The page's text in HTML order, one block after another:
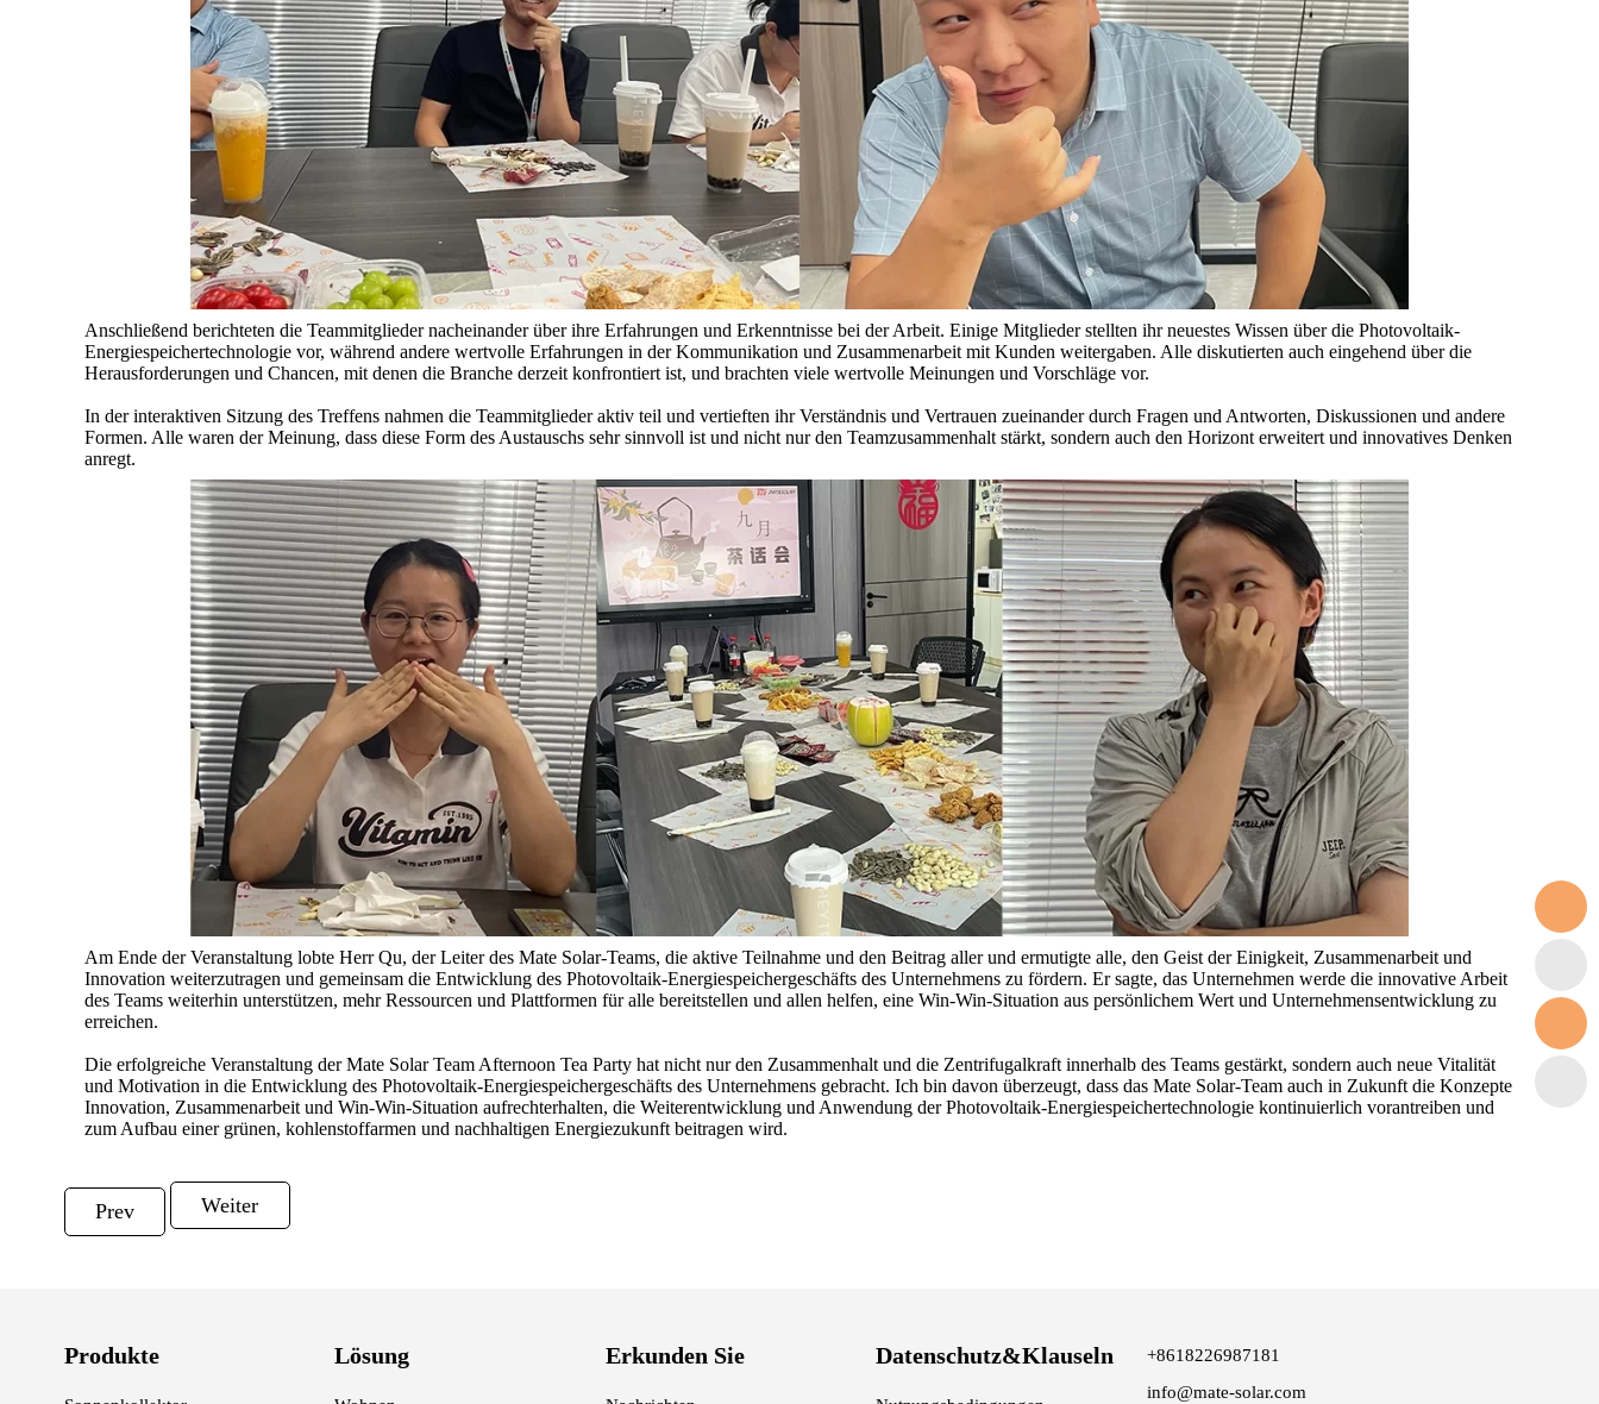
Anschließend berichteten die Teammitglieder nacheinander über ihre Erfahrungen und Erkenntnisse bei der Arbeit. Einige Mitglieder stellten ihr neuestes Wissen über die Photovoltaik-
Energiespeichertechnologie vor, während andere wertvolle Erfahrungen in der Kommunikation und Zusammenarbeit mit Kunden weitergaben. Alle diskutierten auch eingehend über die
Herausforderungen und Chancen, mit denen die Branche derzeit konfrontiert ist, und brachten viele wertvolle Meinungen und Vorschläge vor.
In der interaktiven Sitzung des Treffens nahmen die Teammitglieder aktiv teil und vertieften ihr Verständnis und Vertrauen zueinander durch Fragen und Antworten, Diskussionen und andere
Formen. Alle waren der Meinung, dass diese Form des Austauschs sehr sinnvoll ist und nicht nur den Teamzusammenhalt stärkt, sondern auch den Horizont erweitert und innovatives Denken
anregt.
Am Ende der Veranstaltung lobte Herr Qu, der Leiter des Mate Solar-Teams, die aktive Teilnahme und den Beitrag aller und ermutigte alle, den Geist der Einigkeit, Zusammenarbeit und
Innovation weiterzutragen und gemeinsam die Entwicklung des Photovoltaik-Energiespeichergeschäfts des Unternehmens zu fördern. Er sagte, das Unternehmen werde die innovative Arbeit
des Teams weiterhin unterstützen, mehr Ressourcen und Plattformen für alle bereitstellen und allen helfen, eine Win-Win-Situation aus persönlichem Wert und Unternehmensentwicklung zu
erreichen.
Die erfolgreiche Veranstaltung der Mate Solar Team Afternoon Tea Party hat nicht nur den Zusammenhalt und die Zentrifugalkraft innerhalb des Teams gestärkt, sondern auch neue Vitalität
und Motivation in die Entwicklung des Photovoltaik-Energiespeichergeschäfts des Unternehmens gebracht. Ich bin davon überzeugt, dass das Mate Solar-Team auch in Zukunft die Konzepte
Innovation, Zusammenarbeit und Win-Win-Situation aufrechterhalten, die Weiterentwicklung und Anwendung der Photovoltaik-Energiespeichertechnologie kontinuierlich vorantreiben und
zum Aufbau einer grünen, kohlenstoffarmen und nachhaltigen Energiezukunft beitragen wird.
Prev Weiter
Produkte Lösung Erkunden Sie Datenschutz&Klauseln
+8618226987181
info@mate-solar.com